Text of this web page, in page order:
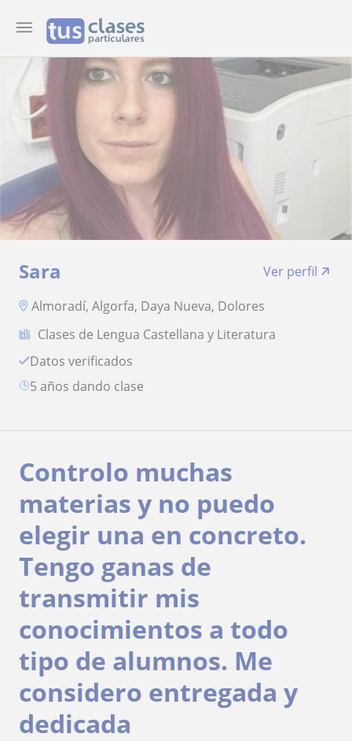
Sara
Ver perfil
Almoradí, Algorfa, Daya Nueva, Dolores
Clases de Lengua Castellana y Literatura
Datos verificados
5 años dando clase
Controlo muchas
materias y no puedo
elegir una en concreto.
Tengo ganas de
transmitir mis
conocimientos a todo
tipo de alumnos. Me
considero entregada y
dedicada